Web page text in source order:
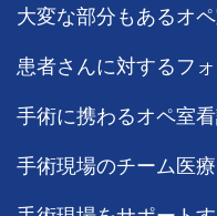
大変な部分もあるオ
患者さんに対するフ
手術に携わるオペ室
手術現場のチーム医